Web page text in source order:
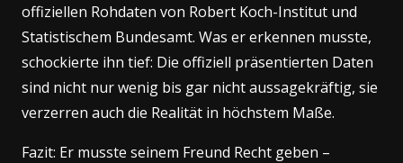
offiziellen Rohdaten von Robert Koch-Institut und
Statistischem Bundesamt. Was er erkennen musste,
schockierte ihn tief: Die offiziell präsentierten Daten
sind nicht nur wenig bis gar nicht aussagekräftig, sie
verzerren auch die Realität in höchstem Maße.
Fazit: Er musste seinem Freund Recht geben –